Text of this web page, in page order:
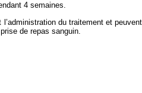
4 semaines.
du traitement et
de repas sanguin.